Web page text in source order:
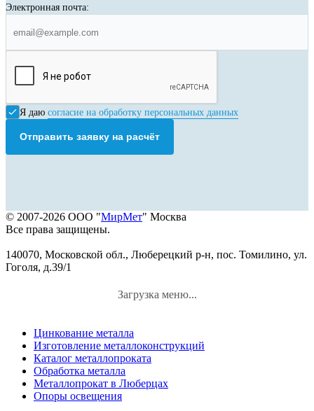
Электронная почта:
Я даю согласие на обработку персональных данных
Отправить заявку на расчёт
© 2007-2026 ООО "МирМет" Москва
Все права защищены.
140070, Московской обл., Люберецкий р-н, пос. Томилино, ул.
Гоголя, д.39/1
Загрузка меню...
Цинкование металла
Изготовление металлоконструкций
Каталог металлопроката
Обработка металла
Металлопрокат в Люберцах
Опоры освещения